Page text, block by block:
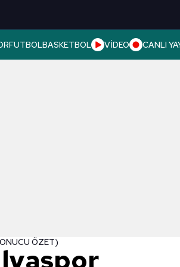
FUTBOLBASKETBOL VİDEO CANLI
ÖZET)